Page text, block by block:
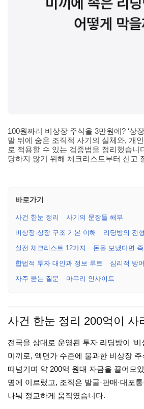
100원짜리 비상장 주식을 3만원에? ‘상
말 뒤에 숨은 조직적 사기의 실체와, 개
로 적용할 수 있는 검증법을 정리했습니
당하지 않기 위해 체크리스트부터 신고
바로가기
사건 한눈 정리
사기의 문장들 해부
비상장·상장 구조 기본 이해
리딩방의 전
실전 체크리스트 12가지
돈을 보냈다면
합법적 투자 대안과 정보 루트
심리적 방
자주 묻는 질문
마무리 인사이트
사건 한눈 정리 200억이 사
전국을 상대로 운영된 투자 리딩방이 ‘비
미끼로, 액면가 수준에 불과한 비상장
떠넘기며 약 200억 원대 자금을 끌어모
명에 이르렀고, 조직은 발굴·판매·대포
나눠 정교하게 움직였습니다.